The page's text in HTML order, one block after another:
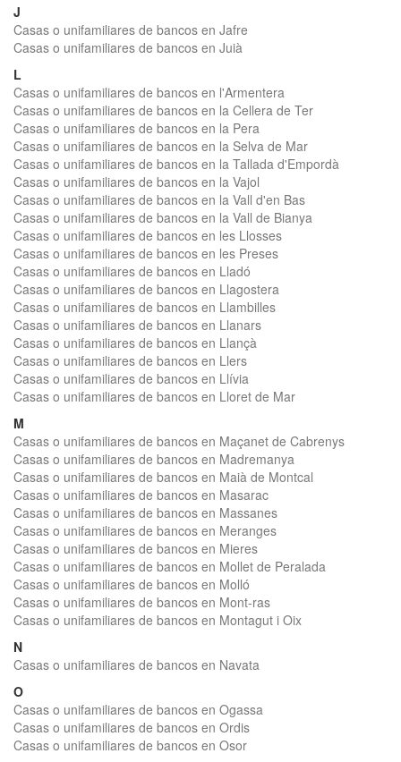
J
Casas o unifamiliares de bancos en Jafre
Casas o unifamiliares de bancos en Juià
L
Casas o unifamiliares de bancos en l'Armentera
Casas o unifamiliares de bancos en la Cellera de Ter
Casas o unifamiliares de bancos en la Pera
Casas o unifamiliares de bancos en la Selva de Mar
Casas o unifamiliares de bancos en la Tallada d'Empordà
Casas o unifamiliares de bancos en la Vajol
Casas o unifamiliares de bancos en la Vall d'en Bas
Casas o unifamiliares de bancos en la Vall de Bianya
Casas o unifamiliares de bancos en les Llosses
Casas o unifamiliares de bancos en les Preses
Casas o unifamiliares de bancos en Lladó
Casas o unifamiliares de bancos en Llagostera
Casas o unifamiliares de bancos en Llambilles
Casas o unifamiliares de bancos en Llanars
Casas o unifamiliares de bancos en Llançà
Casas o unifamiliares de bancos en Llers
Casas o unifamiliares de bancos en Llívia
Casas o unifamiliares de bancos en Lloret de Mar
M
Casas o unifamiliares de bancos en Maçanet de Cabrenys
Casas o unifamiliares de bancos en Madremanya
Casas o unifamiliares de bancos en Maià de Montcal
Casas o unifamiliares de bancos en Masarac
Casas o unifamiliares de bancos en Massanes
Casas o unifamiliares de bancos en Meranges
Casas o unifamiliares de bancos en Mieres
Casas o unifamiliares de bancos en Mollet de Peralada
Casas o unifamiliares de bancos en Molló
Casas o unifamiliares de bancos en Mont-ras
Casas o unifamiliares de bancos en Montagut i Oix
N
Casas o unifamiliares de bancos en Navata
O
Casas o unifamiliares de bancos en Ogassa
Casas o unifamiliares de bancos en Ordis
Casas o unifamiliares de bancos en Osor